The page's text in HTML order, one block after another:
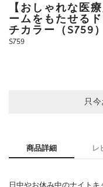
【おしゃれな医
ームをもたせる
チカラー（S759
S759
只
商品詳細 レ
日中やお休み中のナイト